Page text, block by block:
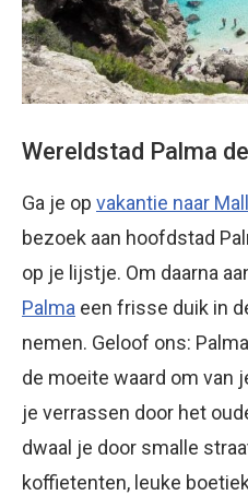
Wereldstad Palma
Ga je op vakantie naar
bezoek aan hoofdstad
op je lijstje. Om daarna
Palma een frisse duik in
nemen. Geloof ons:
de moeite waard om van
je verrassen door het
dwaal je door smalle
koffietenten, leuke